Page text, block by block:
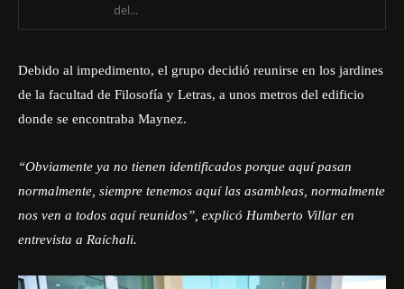
del...
Debido al impedimento, el grupo decidió reunirse en los jardines
de la facultad de Filosofía y Letras, a unos metros del edificio
donde se encontraba Maynez.
“Obviamente ya no tienen identificados porque aquí pasan
normalmente, siempre tenemos aquí las asambleas, normalmente
nos ven a todos aquí reunidos”, explicó Humberto Villar en
entrevista a Raíchali.